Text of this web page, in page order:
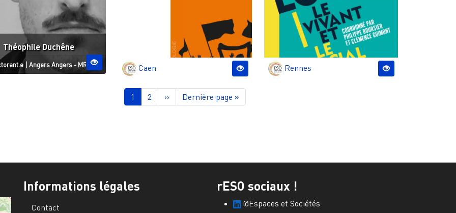
Théophile Duchêne
Site ESO
AngersAngers - MRGT Caen Rennes
Page courante
1 Page
2 Page suivante
›› Dernière page
Dernière page »
Informations légales
Contact
rESO sociaux !
@Espaces et Sociétés